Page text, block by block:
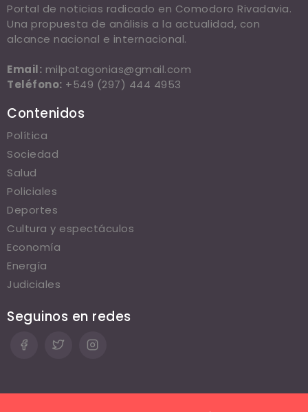
Portal de noticias radicado en Comodoro Rivadavia.
Una propuesta de análisis a la actualidad, con
alcance nacional e internacional.
Email: milpatagonias@gmail.com
Teléfono: +549 (297) 444 4953
Contenidos
Política
Sociedad
Salud
Policiales
Deportes
Cultura y espectáculos
Economía
Energía
Judiciales
Seguinos en redes